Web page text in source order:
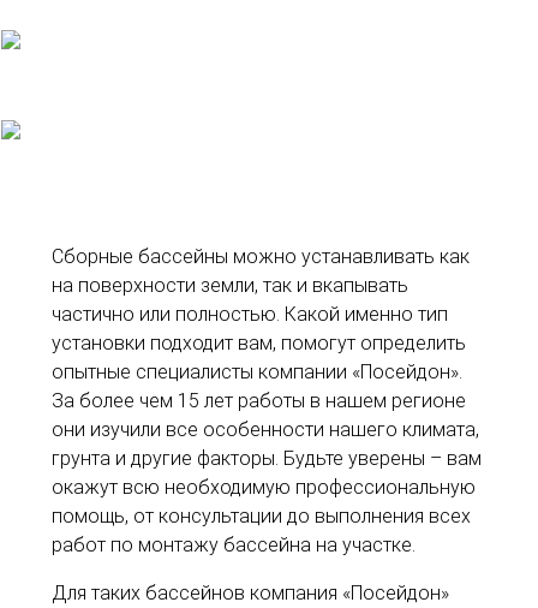
Сборные бассейны можно устанавливать как
на поверхности земли, так и вкапывать
частично или полностью. Какой именно тип
установки подходит вам, помогут определить
опытные специалисты компании «Посейдон».
За более чем 15 лет работы в нашем регионе
они изучили все особенности нашего климата,
грунта и другие факторы. Будьте уверены – вам
окажут всю необходимую профессиональную
помощь, от консультации до выполнения всех
работ по монтажу бассейна на участке.
Для таких бассейнов компания «Посейдон»